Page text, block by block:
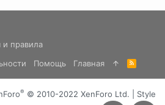
и правила
Помощь Главная
R
S
S
® © 2010-2022 XenForo Ltd.
Style